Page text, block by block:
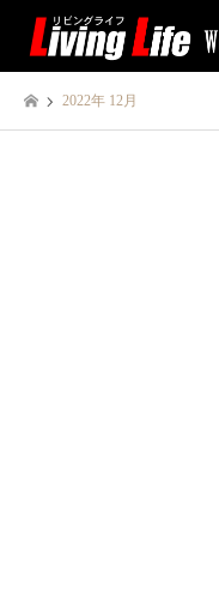
2022年 12月